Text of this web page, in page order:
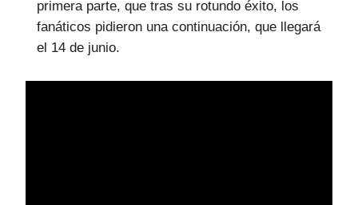
primera parte, que tras su rotundo éxito, los
fanáticos pidieron una continuación, que llegará
el 14 de junio.